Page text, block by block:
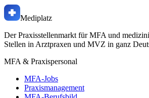
Mediplatz
Der Praxisstellenmarkt für MFA und
Stellen in Arztpraxen und MVZ in ganz
MFA & Praxispersonal
MFA-Jobs
Praxismanagement